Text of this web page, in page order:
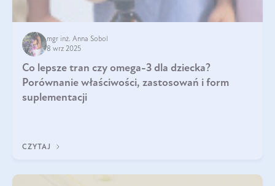
mgr inż. Anna Sobol
8 wrz 2025
Co lepsze tran czy omega-3 dla dziecka?
Porównanie właściwości, zastosowań i form
suplementacji
CZYTAJ